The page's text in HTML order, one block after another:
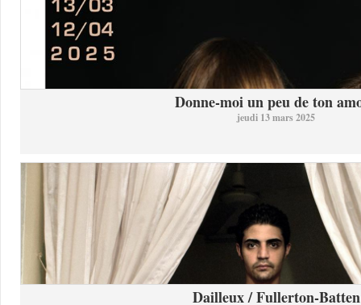
Donne-moi un peu de ton
jeudi 13 mars 2025
Dailleux / Fullerton-Batten